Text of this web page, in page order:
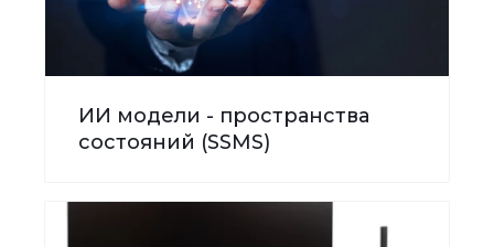
ИИ модели - пространства
состояний (SSMS)